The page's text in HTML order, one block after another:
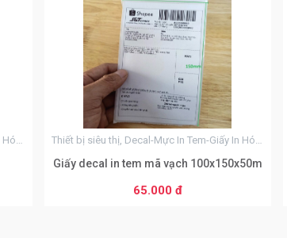
Giấy decal in tem mã vạch 100x150x50m
65.000 đ
Từ 50 đến 99 sản phẩm
60.000 đ
Từ 100 đến 999 sản phẩm
55.000 đ
Từ 1000 đến 9999 sản phẩm
50.000 đ
Từ 10000 sản phẩm
45.000 đ